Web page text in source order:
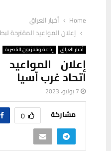
Home
أخبار العراق
إعلان المواعيد المقترحة
أخبار العراق إذاعة وتلفزيون الناصرية
إعلان
اتحاد غرب آسيا
7 يوليو، 2023
مشاركة 0